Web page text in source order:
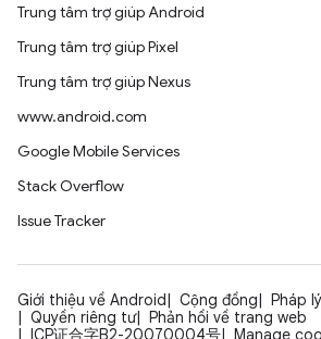
Trung tâm trợ giúp Android
Trung tâm trợ giúp Pixel
Trung tâm trợ giúp Nexus
www.android.com
Google Mobile Services
Stack Overflow
Issue Tracker
Giới thiệu về Android Cộng đồng Pháp lý
Quyền riêng tư
Phản hồi về trang web
ICP证合字B2-20070004号
Manage